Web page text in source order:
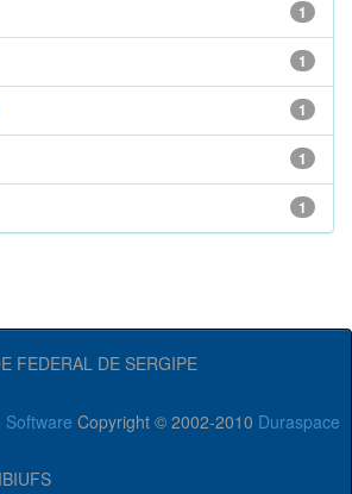
1
1
1
1
1
FEDERAL DE SERGIPE
Software Copyright © 2002-2010 Duraspace